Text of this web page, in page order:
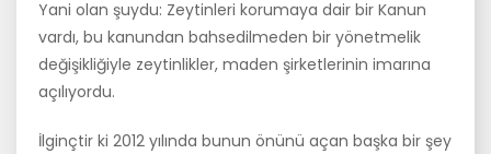
Yani olan şuydu: Zeytinleri korumaya dair bir Kanun
vardı, bu kanundan bahsedilmeden bir yönetmelik
değişikliğiyle zeytinlikler, maden şirketlerinin imarına
açılıyordu.
İlginçtir ki 2012 yılında bunun önünü açan başka bir şey